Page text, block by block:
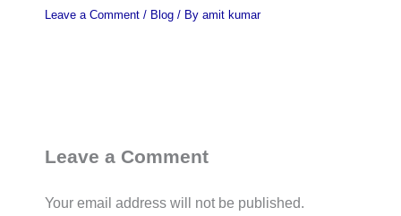
Leave a Comment / Blog/ By amit kumar
Leave a Comment
Your email address will not be published.